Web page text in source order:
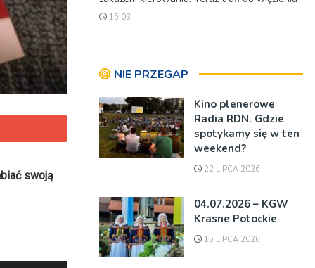
swoją
15:03
NIE PRZEGAP
Kino plenerowe
Radia RDN. Gdzie
spotykamy się w ten
weekend?
22 LIPCA 2026
04.07.2026 – KGW
Krasne Potockie
15 LIPCA 2026